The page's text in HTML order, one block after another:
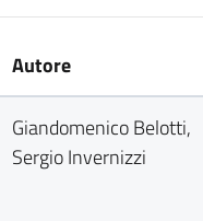
Autore
Giandomenico Belotti,
Sergio Invernizzi